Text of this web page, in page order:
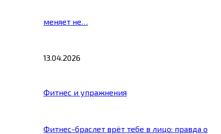
меняет не…
13.04.2026
Фитнес и упражнения
Фитнес-браслет врёт тебе в лицо: правда о